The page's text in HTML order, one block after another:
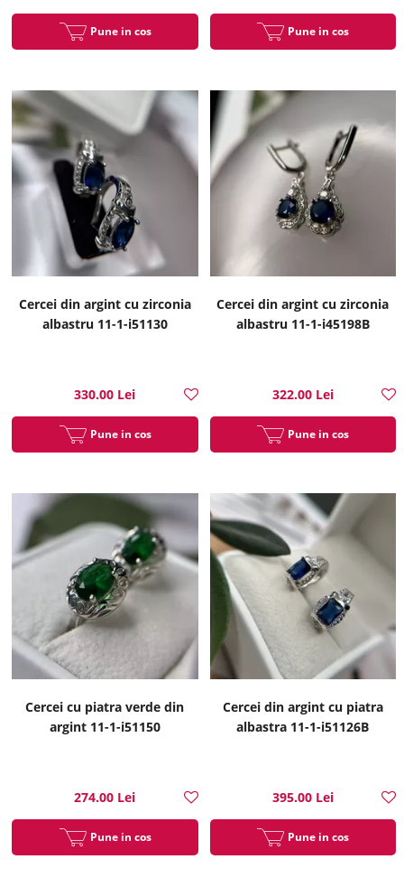
Pune in cos Pune in cos
Cercei din argint cu zirconia
albastru 11-1-i51130
330.00 Lei
Pune in cos
Cercei din argint cu zirconia
albastru 11-1-i45198B
322.00 Lei
Pune in cos
Cercei cu piatra verde din
argint 11-1-i51150
274.00 Lei
Pune in cos
Cercei din argint cu piatra
albastra 11-1-i51126B
395.00 Lei
Pune in cos